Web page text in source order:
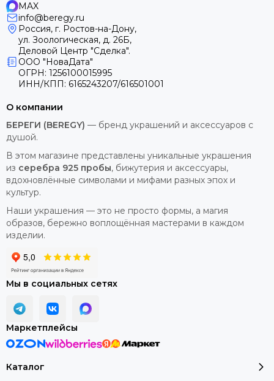
MAX
info@beregy.ru
Россия, г. Ростов-на-Дону,
ул. Зоологическая, д. 26Б,
Деловой Центр "Сделка".
ООО "НоваДата"
ОГРН: 1256100015995
ИНН/КПП: 6165243207/616501001
Каталог
О компании
БЕРЕГИ (BEREGY) — бренд украшений и аксессуаров с
душой.
В этом магазине представлены уникальные украшения
из серебра 925 пробы, бижутерия и аксессуары,
вдохновлённые символами и мифами разных эпох и
культур.
Наши украшения — это не просто формы, а магия
образов, бережно воплощённая мастерами в каждом
изделии.
Мы в социальных сетях
Маркетплейсы